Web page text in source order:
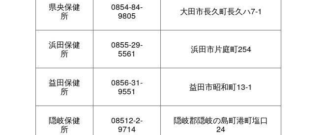
県央保健
所
0854-84-
9805 大田市長久町長久ハ7-1
浜田保健
所
0855-29-
5561 浜田市片庭町254
益田保健
所
0856-31-
9551 益田市昭和町13-1
隠岐保健
所
08512-2-
9714
隠岐郡隠岐の島町港町塩口
24